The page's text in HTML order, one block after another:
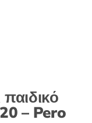
– Pero